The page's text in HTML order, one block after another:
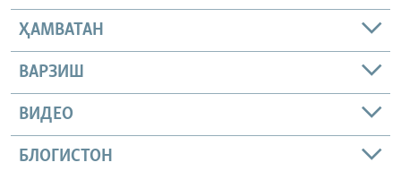
ҲАМВАТАН
ВАРЗИШ
ВИДЕО
БЛОГИСТОН